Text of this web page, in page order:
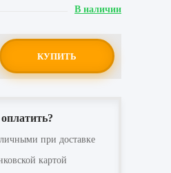
В наличии
КУПИТЬ
при доставке
картой